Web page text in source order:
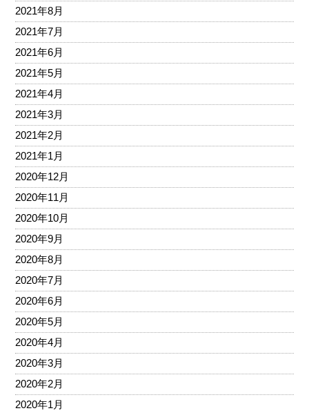
2021年8月
2021年7月
2021年6月
2021年5月
2021年4月
2021年3月
2021年2月
2021年1月
2020年12月
2020年11月
2020年10月
2020年9月
2020年8月
2020年7月
2020年6月
2020年5月
2020年4月
2020年3月
2020年2月
2020年1月